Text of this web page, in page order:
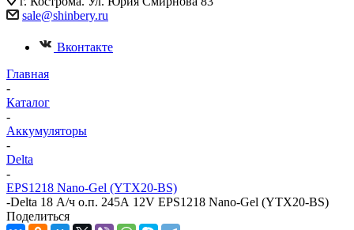
sale@shinbery.ru
Вконтакте
Главная
-
Каталог
-
Аккумуляторы
-
Delta
-
EPS1218 Nano-Gel (YTX20-BS)
-Delta 18 А/ч о.п. 245А 12V EPS1218 Nano-Gel (YTX20-BS)
Поделиться